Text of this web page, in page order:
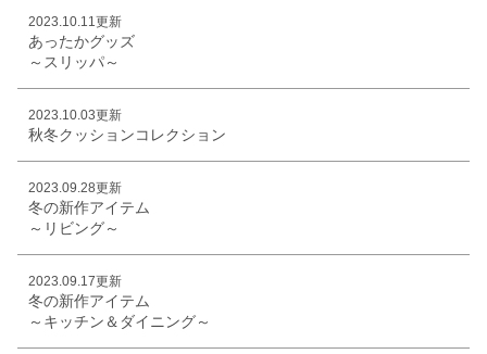
2023.10.11更新
あったかグッズ
～スリッパ～
2023.10.03更新
秋冬クッションコレクション
2023.09.28更新
冬の新作アイテム
～リビング～
2023.09.17更新
冬の新作アイテム
～キッチン＆ダイニング～